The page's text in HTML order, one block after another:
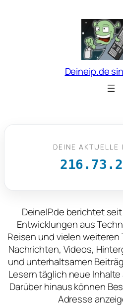
Deineip.de
DEINE AKTUELLE
DeineIP.de berichtet
Entwicklungen aus
Reisen und vielen
Nachrichten, Videos,
und unterhaltsamen
Lesern täglich neue
Darüber hinaus können
Adresse